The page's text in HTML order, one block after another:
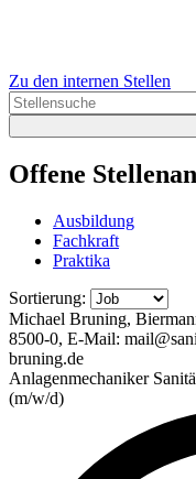
Zu den internen Stellen
Offene
Ausbildung
Fachkraft
Praktika
Sortierung:
Michael Bruning,
8500-0, E-Mail:
bruning.de
Anlagenmechaniker
(m/w/d)